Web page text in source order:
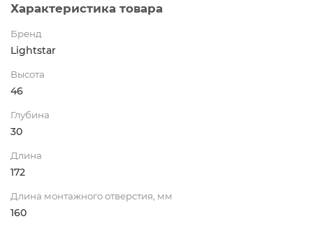
Характеристика товара
Бренд
Lightstar
Высота
46
Глубина
30
Длина
172
Длина монтажного отверстия, мм
160